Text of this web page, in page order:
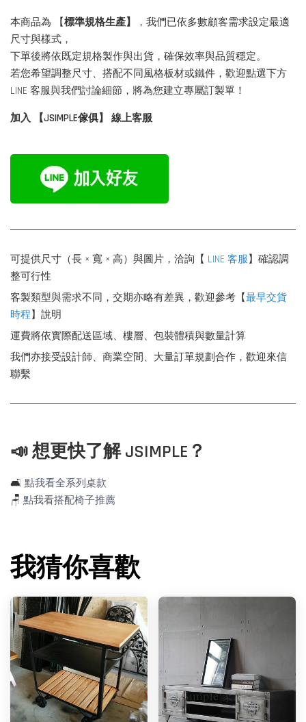
本商品為 【標準規格生產】
，我們已依多數顧客需求設定最適
尺寸與樣式，
下單後將依既定規格製作與出貨，確保效率與品質穩定。
若您希望調整尺寸、搭配不同風格板材或鐵件，歡迎點選下方
LINE 客服與我們討論細節，將為您建立專屬訂製單！
加入 【JSIMPLE傢俱】 線上客服
可提供尺寸（長 × 寬 × 高）與圖片，洽詢【 LINE 客服】確認調
整可行性
客製類型與需求不同，交期亦略有差異，歡迎參考【最早交貨
時程】說明
運費將依實際配送區域、樓層、包裝體積與數量計算
我們亦接受設計師、商業空間、大量訂單規劃合作，歡迎來信
聯繫
📣 想更快了解 JSIMPLE？
🛋️ 點我看全系列桌款
🪑 點我看搭配椅子推薦
我猜你喜歡